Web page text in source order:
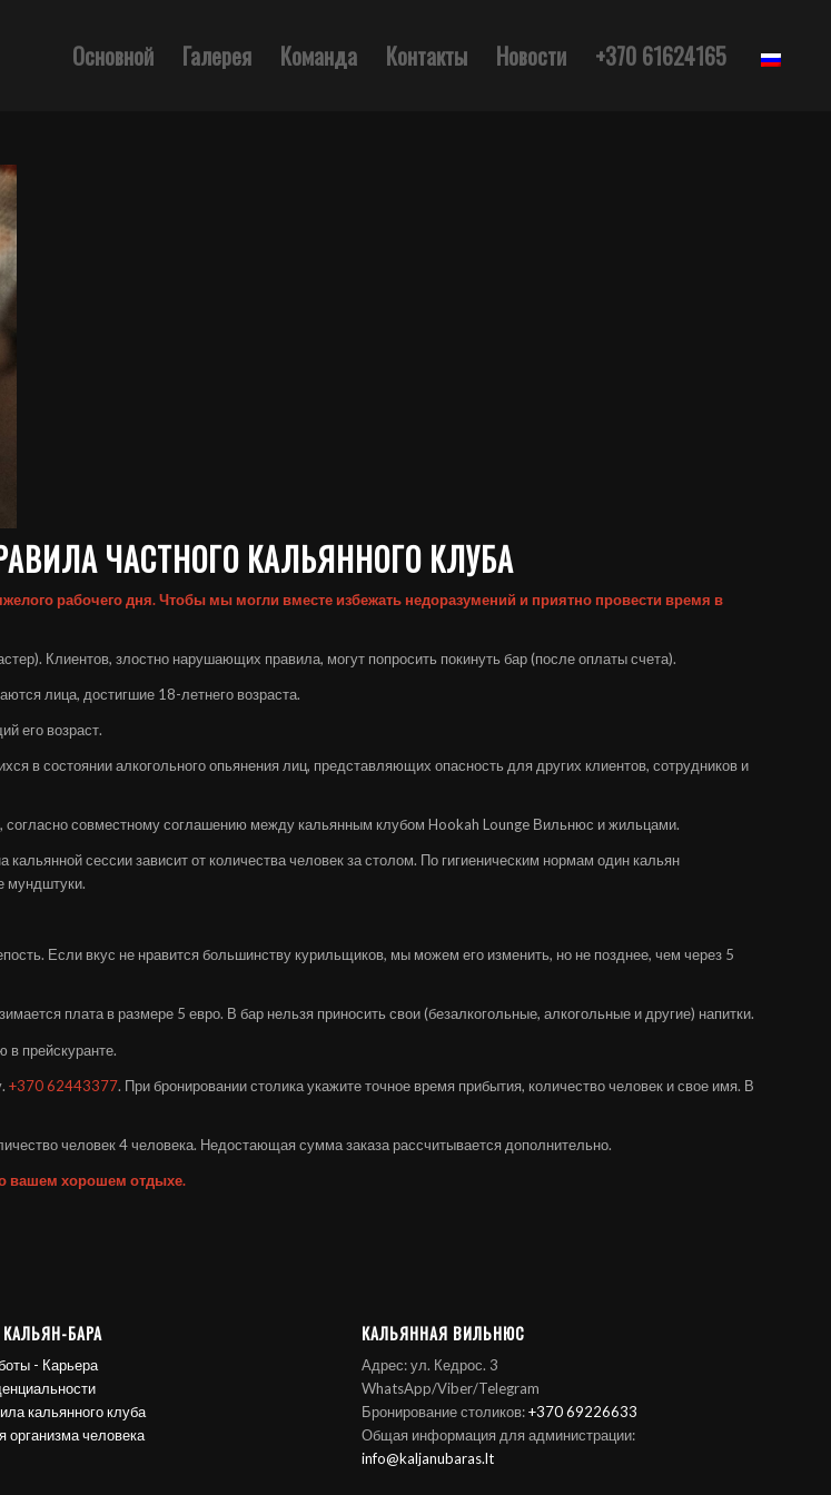
Основной Галерея Команда Контакты Новости +370 61624165
ЧАСТНОГО КАЛЬЯННОГО КЛУБА
рабочего дня. Чтобы мы могли вместе избежать недоразумений и приятно провести время в
Клиентов, злостно нарушающих правила, могут попросить покинуть бар (после оплаты счета).
лица, достигшие 18-летнего возраста.
его возраст.
в состоянии алкогольного опьянения лиц, представляющих опасность для других клиентов, сотрудников и
согласно совместному соглашению между кальянным клубом Hookah Lounge Вильнюс и жильцами.
сессии зависит от количества человек за столом. По гигиеническим нормам один кальян
мундштуки.
Если вкус не нравится большинству курильщиков, мы можем его изменить, но не позднее, чем через 5
плата в размере 5 евро. В бар нельзя приносить свои (безалкогольные, алкогольные и другие) напитки.
в прейскуранте.
+370 62443377. При бронировании столика укажите точное время прибытия, количество человек и свое имя. В
человек 4 человека. Недостающая сумма заказа рассчитывается дополнительно.
о вашем хорошем отдыхе.
БАРА
- Карьера
кальянного клуба
организма человека
КАЛЬЯННАЯ ВИЛЬНЮС
Адрес: ул. Кедрос. 3
WhatsApp/Viber/Telegram
Бронирование столиков:+370 69226633
Общая информация для администрации:
info@kaljanubaras.lt